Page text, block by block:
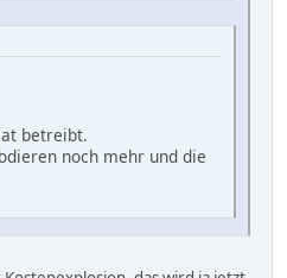
betreibt.
noch mehr und die